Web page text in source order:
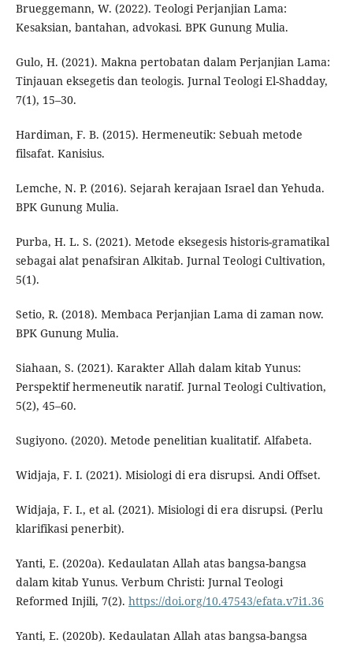
Brueggemann, W. (2022). Teologi Perjanjian Lama:
Kesaksian, bantahan, advokasi. BPK Gunung Mulia.
Gulo, H. (2021). Makna pertobatan dalam Perjanjian Lama:
Tinjauan eksegetis dan teologis. Jurnal Teologi El-Shadday,
7(1), 15–30.
Hardiman, F. B. (2015). Hermeneutik: Sebuah metode
filsafat. Kanisius.
Lemche, N. P. (2016). Sejarah kerajaan Israel dan Yehuda.
BPK Gunung Mulia.
Purba, H. L. S. (2021). Metode eksegesis historis-gramatikal
sebagai alat penafsiran Alkitab. Jurnal Teologi Cultivation,
5(1).
Setio, R. (2018). Membaca Perjanjian Lama di zaman now.
BPK Gunung Mulia.
Siahaan, S. (2021). Karakter Allah dalam kitab Yunus:
Perspektif hermeneutik naratif. Jurnal Teologi Cultivation,
5(2), 45–60.
Sugiyono. (2020). Metode penelitian kualitatif. Alfabeta.
Widjaja, F. I. (2021). Misiologi di era disrupsi. Andi Offset.
Widjaja, F. I., et al. (2021). Misiologi di era disrupsi. (Perlu
klarifikasi penerbit).
Yanti, E. (2020a). Kedaulatan Allah atas bangsa-bangsa
dalam kitab Yunus. Verbum Christi: Jurnal Teologi
Reformed Injili, 7(2). https://doi.org/10.47543/efata.v7i1.36
Yanti, E. (2020b). Kedaulatan Allah atas bangsa-bangsa